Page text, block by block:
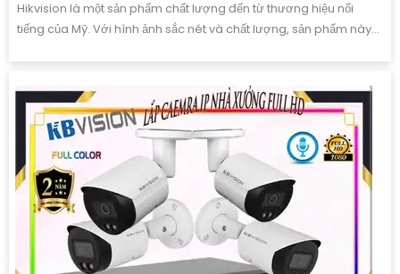
Hikvision là một sản phẩm chất lượng đến từ thương hiệu nổi
tiếng của Mỹ. Với hình ảnh sắc nét và chất lượng, sản phẩm này...